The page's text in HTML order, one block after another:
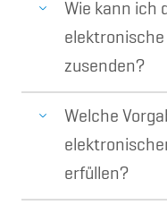
Wie kann ich
zusenden?
Welche
erfüllen?